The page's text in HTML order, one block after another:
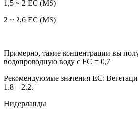
1,5 ~ 2 ЕС (MS)
2 ~ 2,6 ЕС (MS)
Примерно, такие концентрации вы
водопроводную воду с EC = 0,7
Рекомендуюмые значения EC:
1.8 – 2.2.
Нидерланды